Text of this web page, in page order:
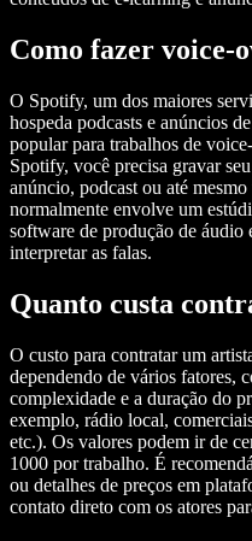
Como fazer voice-
O Spotify, um dos maiores
hospeda podcasts e anúncios
popular para trabalhos de
Spotify, você precisa gravar
anúncio, podcast ou até
normalmente envolve um
software de produção de áudio
interpretar as falas.
Quanto custa
O custo para contratar um
dependendo de vários fatores,
complexidade e a duração do
exemplo, rádio local,
etc.). Os valores podem ir de
1000 por trabalho. É
ou detalhes de preços em
contato direto com os atores